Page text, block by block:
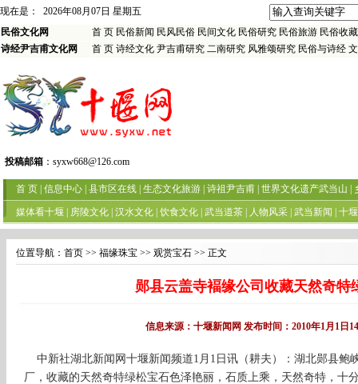
位置导航： 首页 >> 福缘珠宝 >> 观赏宝石 >> 正文
郧县云盖寺褔缘公司收藏天然奇特
信息来源：十堰新闻网 发布时间：2010年1月1日
中新社湖北新闻网十堰新闻频道1月1日讯（耕夫）：湖北郧县鲍
厂，收藏的天然奇特绿松宝石色泽艳丽，石质上乘，天然奇特，十